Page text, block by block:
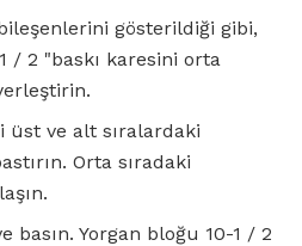
gösterildiği gibi,
/ 2 "baskı karesini orta
üst ve alt sıralardaki
Orta sıradaki
basın. Yorgan bloğu 10-1 / 2